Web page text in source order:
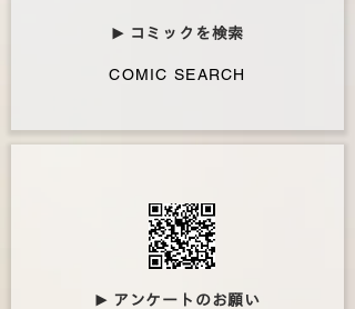
▶︎ コミックを検索
COMIC SEARCH
▶︎ アンケートのお願い